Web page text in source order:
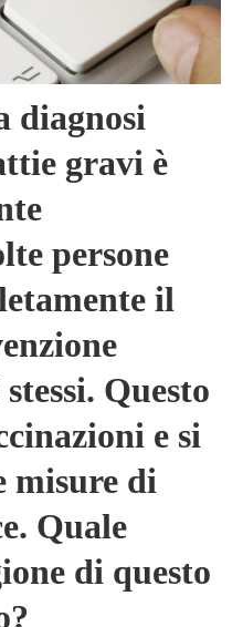
diagnosi
gravi è
persone
il
Questo
e si
misure di
Quale
di questo